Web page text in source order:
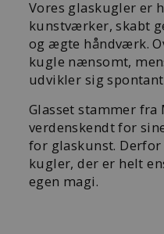
Vores glaskugler er
kunstværker, skabt
og ægte håndværk.
kugle nænsomt,
udvikler sig
Glasset stammer
verdenskendt for
for glaskunst.
kugler, der er helt
egen magi.